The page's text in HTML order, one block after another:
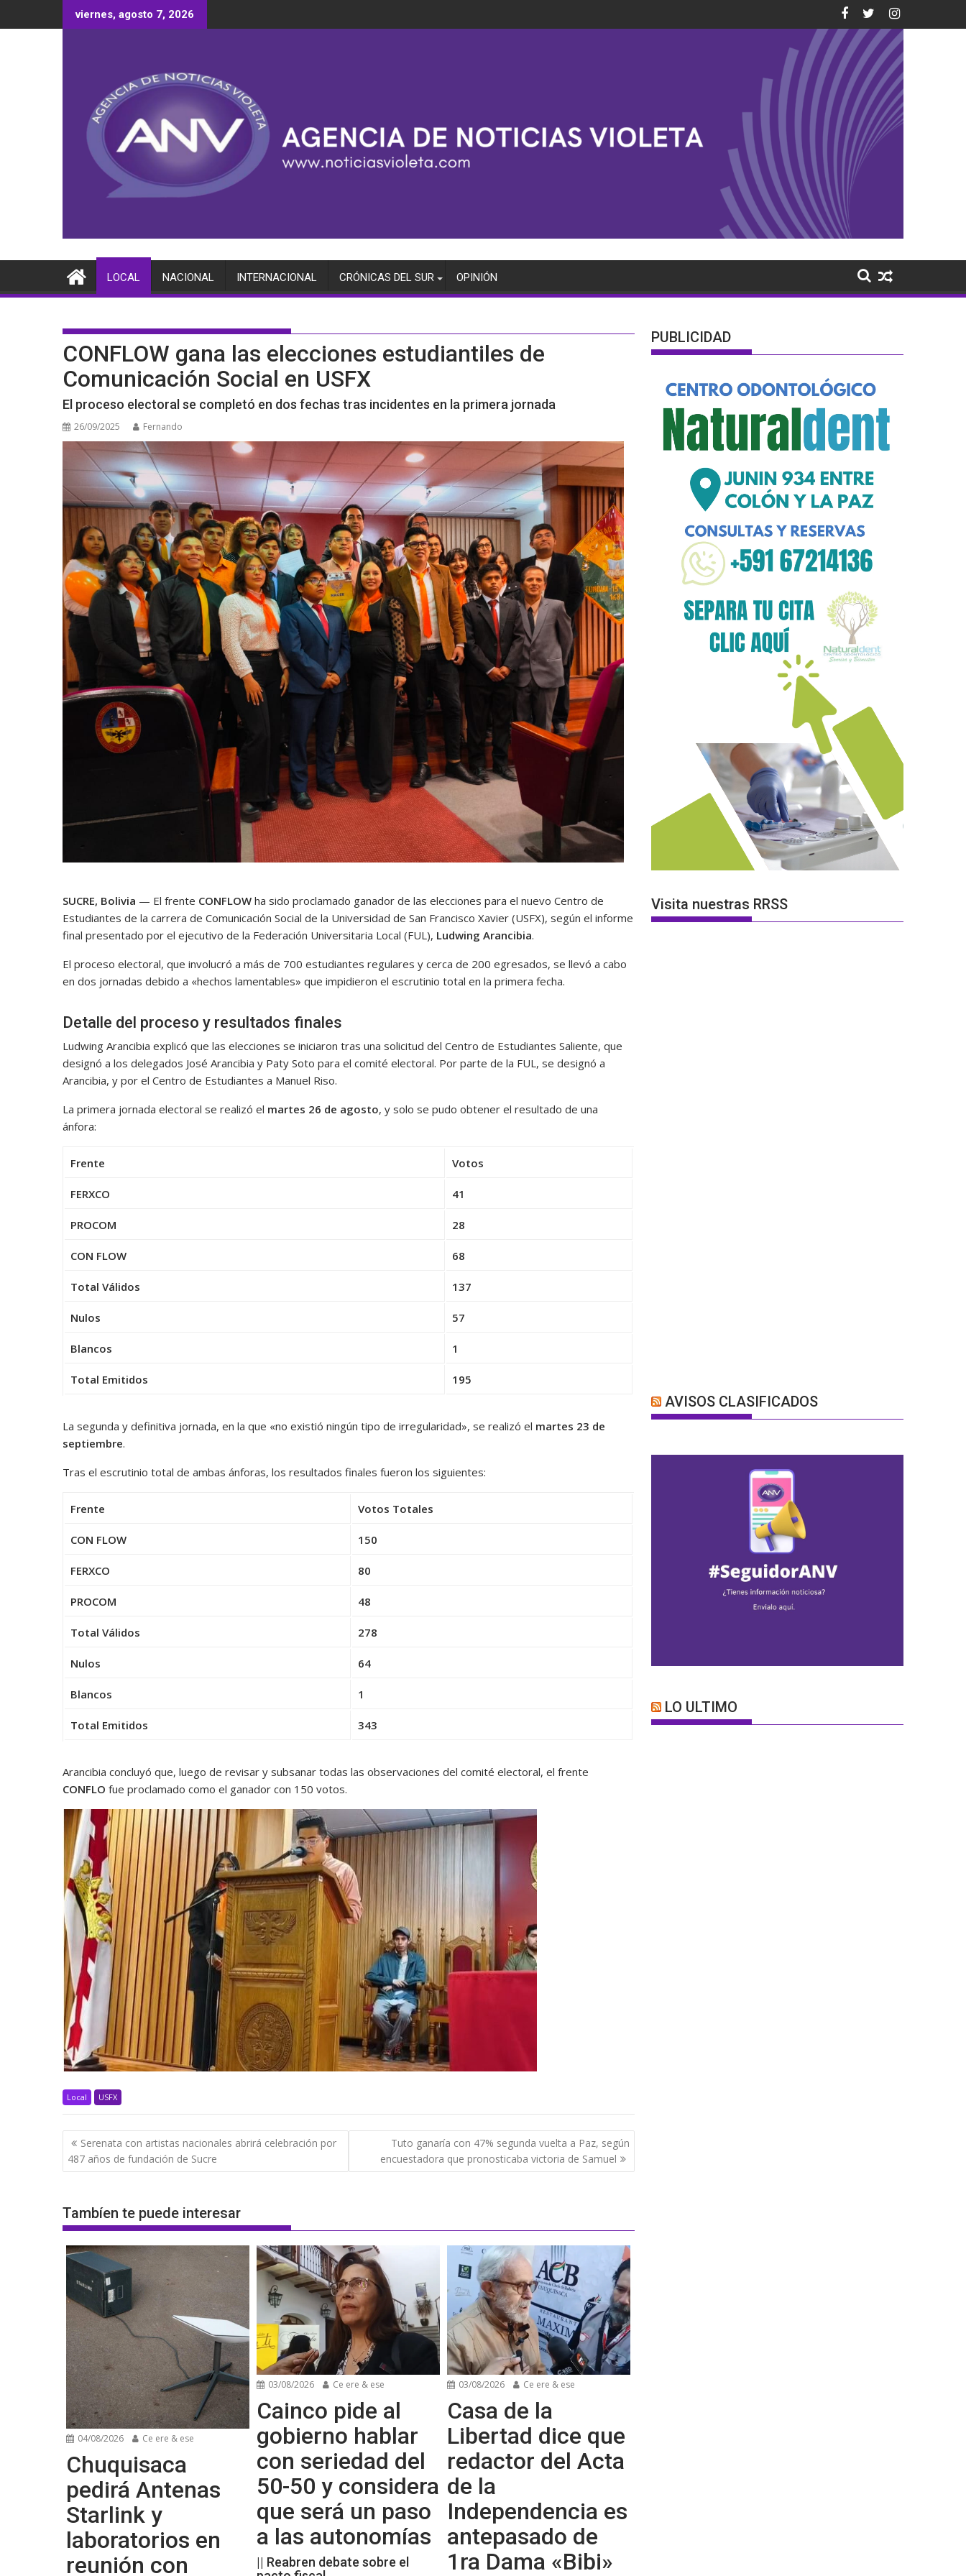
al
viernes, agosto 7, 2026
LOCAL NACIONAL INTERNACIONAL CRÓNICAS DEL SUR OPINIÓN
CONFLOW gana las elecciones estudiantiles de
Comunicación Social en USFX
El proceso electoral se completó en dos fechas tras incidentes en la primera jornada
26/09/2025 Fernando
SUCRE, Bolivia — El frente CONFLOW ha sido proclamado ganador de las elecciones para el nuevo Centro de
Estudiantes de la carrera de Comunicación Social de la Universidad de San Francisco Xavier (USFX), según el informe
final presentado por el ejecutivo de la Federación Universitaria Local (FUL), Ludwing Arancibia.
El proceso electoral, que involucró a más de 700 estudiantes regulares y cerca de 200 egresados, se llevó a cabo
en dos jornadas debido a «hechos lamentables» que impidieron el escrutinio total en la primera fecha.
Detalle del proceso y resultados finales
Ludwing Arancibia explicó que las elecciones se iniciaron tras una solicitud del Centro de Estudiantes Saliente, que
designó a los delegados José Arancibia y Paty Soto para el comité electoral. Por parte de la FUL, se designó a
Arancibia, y por el Centro de Estudiantes a Manuel Riso.
La primera jornada electoral se realizó el martes 26 de agosto, y solo se pudo obtener el resultado de una
ánfora:
Frente Votos
FERXCO 41
PROCOM 28
CON FLOW 68
Total Válidos 137
Nulos 57
Blancos 1
Total Emitidos 195
La segunda y definitiva jornada, en la que «no existió ningún tipo de irregularidad», se realizó el martes 23 de
septiembre.
Tras el escrutinio total de ambas ánforas, los resultados finales fueron los siguientes:
Frente Votos Totales
CON FLOW 150
FERXCO 80
PROCOM 48
Total Válidos 278
Nulos 64
Blancos 1
Total Emitidos 343
Arancibia concluyó que, luego de revisar y subsanar todas las observaciones del comité electoral, el frente
CONFLO fue proclamado como el ganador con 150 votos.
Local USFX
Navegación
de
entradas
Serenata con artistas nacionales abrirá celebración por
487 años de fundación de Sucre
Tuto ganaría con 47% segunda vuelta a Paz, según
encuestadora que pronosticaba victoria de Samuel
Tambíen te puede interesar
04/08/2026 Ce ere & ese
Chuquisaca
pedirá Antenas
Starlink y
laboratorios en
reunión con
03/08/2026 Ce ere & ese
Cainco pide al
gobierno hablar
con seriedad del
50-50 y considera
que será un paso
a las autonomías
|| Reabren debate sobre el
03/08/2026 Ce ere & ese
Casa de la
Libertad dice que
redactor del Acta
de la
Independencia es
antepasado de
1ra Dama «Bibi»
PUBLICIDAD
Visita nuestras RRSS
AVISOS CLASIFICADOS
LO ULTIMO